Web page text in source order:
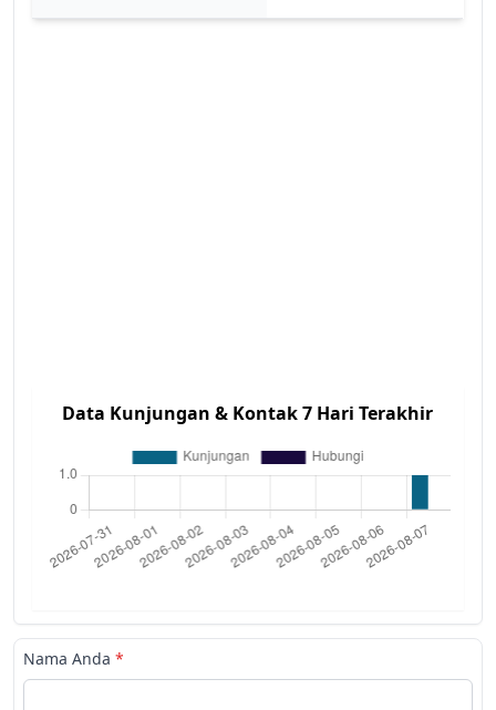
Data Kunjungan & Kontak 7 Hari Terakhir
Nama Anda *